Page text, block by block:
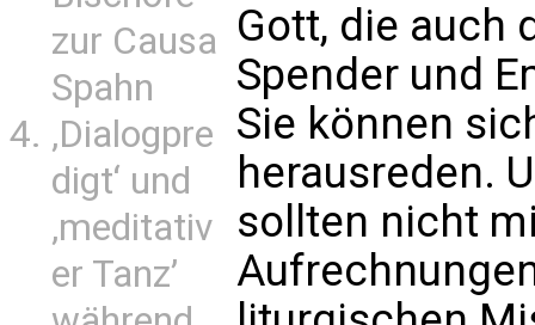
zur Causa
Spahn
‚Dialogpre
digt‘ und
‚meditativ
er Tanz’
Gott, die auch
Spender und
Sie können
herausreden.
sollten nicht